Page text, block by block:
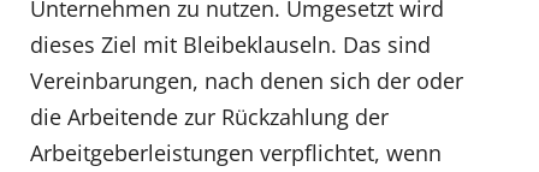
Unternehmen zu nutzen. Umgesetzt wird
dieses Ziel mit Bleibeklauseln. Das sind
Vereinbarungen, nach denen sich der oder
die Arbeitende zur Rückzahlung der
Arbeitgeberleistungen verpflichtet, wenn